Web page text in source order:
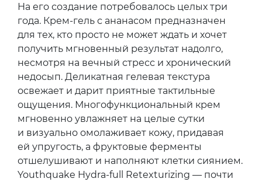
На его создание потребовалось целых три
года. Крем-гель с ананасом предназначен
для тех, кто просто не может ждать и хочет
получить мгновенный результат надолго,
несмотря на вечный стресс и хронический
недосып. Деликатная гелевая текстура
освежает и дарит приятные тактильные
ощущения. Многофункциональный крем
мгновенно увлажняет на целые сутки
и визуально омолаживает кожу, придавая
ей упругость, а фруктовые ферменты
отшелушивают и наполняют клетки сиянием.
Youthquake Hydra-full Retexturizing — почти